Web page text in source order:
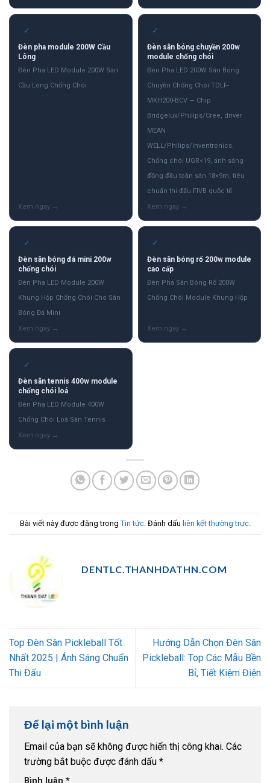
✓
Đèn pha module 200W Cầu
Lông
Đèn Pha LED Module 200W Sân
Cầu Lông Chống Chói
✓
Đèn sân bóng chuyền 200w
module chống chói
Đèn Pha LED 200W Sân Bóng
Chuyền Chống Chói TDLF-
MKH200-BCV — Chip
Bridgelux/Philips/Cree, driver
MEAN
WELL/Philips/Inventronics.
Chống chói UGR<19, ánh sáng
đồng đều toàn sân 18×9m, tiêu
chuẩn thi đấu FIVB quốc tế
✓
Đèn sân bóng đá mini 200w
chống chói
Đèn Pha LED Module 200W
Khung Hộp Chống Chói Cho Sân
Bóng Đá Mini
✓
Đèn sân bóng rổ 200w module
cao cấp
Đèn Pha Sân Bóng Rổ 200W
Chống Chói Module Khung Hộp
✓
Đèn sân tennis 400w module
chống chói loá
Đèn Pha LED Module 400W
Chống Chói Loá Sân Tennis
Bài viết này được đăng trong Tin tức. Đánh dấu liên kết thường trực.
DENTLC.THANHDATHN.COM
Top Đèn Sân Pickleball Tốt
Nhất 2025 | Ánh Sáng Chuẩn
Thi Đấu
Hướng Dẫn Chọn Đèn Sân
Pickleball: Top Các Mẫu Bền
Bỉ, Tiết Kiệm Điện
Để lại một bình luận
Email của bạn sẽ không được hiển thị công khai. Các
trường bắt buộc được đánh dấu *